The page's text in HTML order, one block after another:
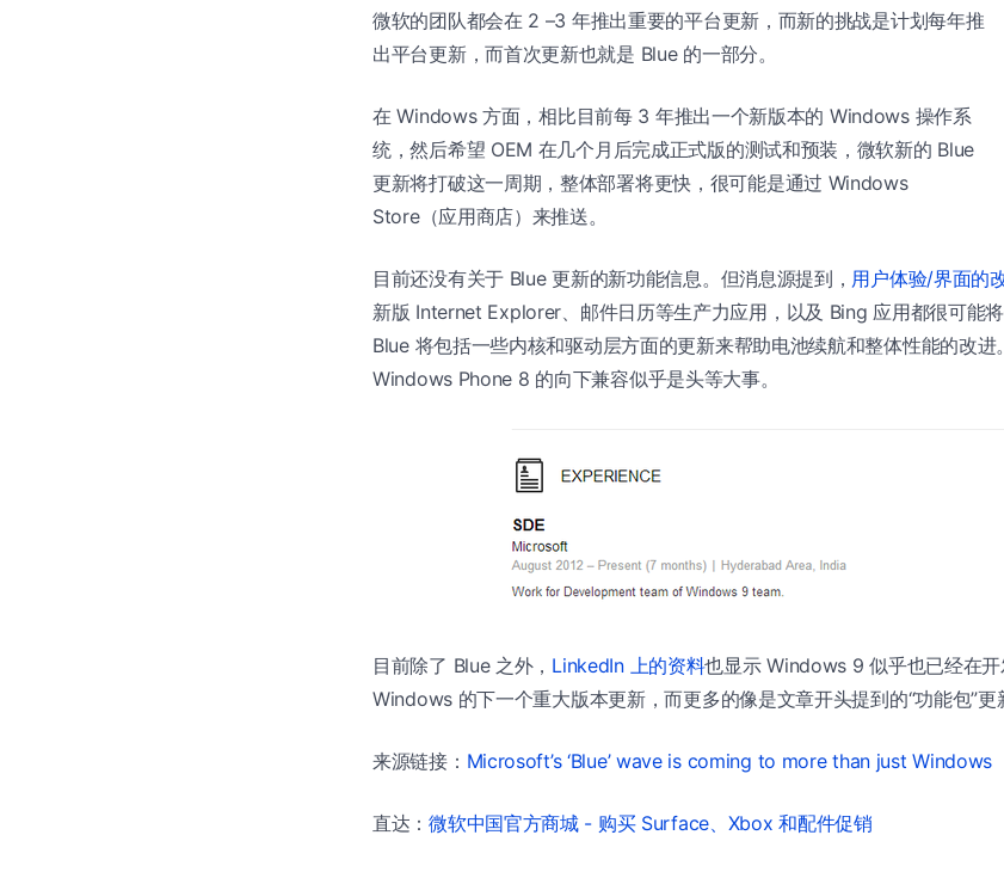
微软的团队都会在 2 –3 年推出重要的平台更新，而新的挑战是计划每年推
出平台更新，而首次更新也就是 Blue 的一部分。
在 Windows 方面，相比目前每 3 年推出一个新版本的 Windows 操作系
统，然后希望 OEM 在几个月后完成正式版的测试和预装，微软新的 Blue
更新将打破这一周期，整体部署将更快，很可能是通过 Windows
Store（应用商店）来推送。
目前还没有关于 Blue 更新的新功能信息。但消息源提到， 用户体验/界面的
新版 Internet Explorer、邮件日历等生产力应用，以及 Bing 应用都很可能将
Blue 将包括一些内核和驱动层方面的更新来帮助电池续航和整体性能的改
Windows Phone 8 的向下兼容似乎是头等大事。
目前除了 Blue 之外， LinkedIn 上的资料也显示 Windows 9 似乎也已经在
Windows 的下一个重大版本更新，而更多的像是文章开头提到的“功能包”更
来源链接： Microsoft’s ‘Blue’ wave is coming to more than just Windows
直达：微软中国官方商城 - 购买 Surface、Xbox 和配件促销